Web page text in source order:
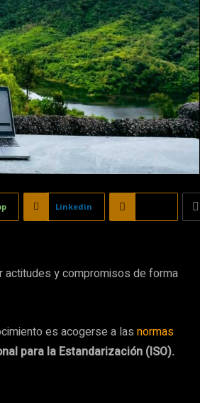
Linkedin
actitudes y compromisos de forma
es acogerse a las normas
para la Estandarización (ISO).